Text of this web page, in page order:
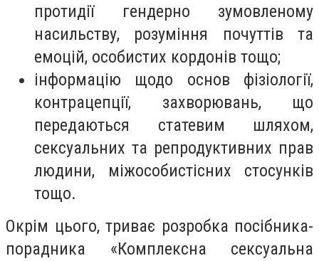
протидії гендерно зумовленому
насильству, розуміння почуттів та
емоцій, особистих кордонів тощо;
інформацію щодо основ фізіології,
контрацепції, захворювань, що
передаються статевим шляхом,
сексуальних та репродуктивних прав
людини, міжособистісних стосунків
тощо.
Окрім цього, триває розробка посібника-
порадника «Комплексна сексуальна